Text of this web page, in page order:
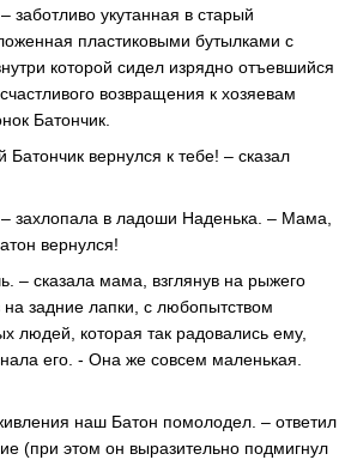
заботливо укутанная в старый
пластиковыми бутылками с
которой сидел изрядно отъевшийся
возвращения к хозяевам
Батончик.
Батончик вернулся к тебе! – сказал
захлопала в ладоши Наденька. – Мама,
вернулся!
– сказала мама, взглянув на рыжего
на задние лапки, с любопытством
людей, которая так радовались ему,
его. - Она же совсем маленькая.
наш Батон помолодел. – ответил
(при этом он выразительно подмигнул